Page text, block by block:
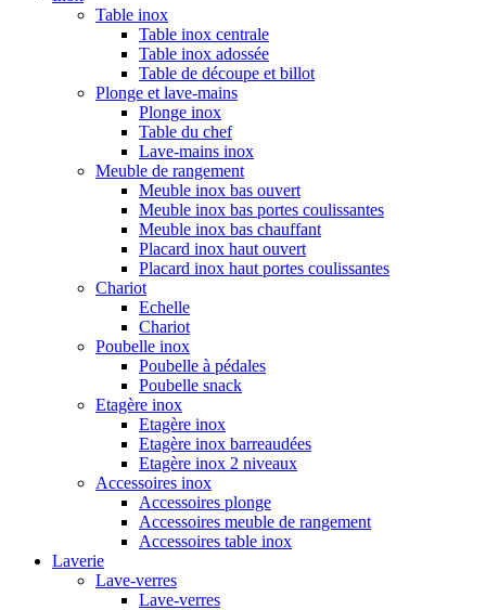
Table inox
Table inox centrale
Table inox adossée
Table de découpe et billot
Plonge et lave-mains
Plonge inox
Table du chef
Lave-mains inox
Meuble de rangement
Meuble inox bas ouvert
Meuble inox bas portes coulissantes
Meuble inox bas chauffant
Placard inox haut ouvert
Placard inox haut portes coulissantes
Chariot
Echelle
Chariot
Poubelle inox
Poubelle à pédales
Poubelle snack
Etagère inox
Etagère inox
Etagère inox barreaudées
Etagère inox 2 niveaux
Accessoires inox
Accessoires plonge
Accessoires meuble de rangement
Accessoires table inox
Laverie
Lave-verres
Lave-verres